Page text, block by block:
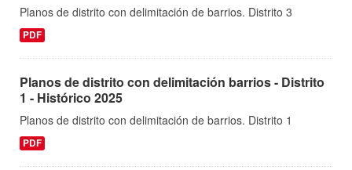
Planos de distrito con delimitación de barrios. Distrito 3
PDF
Planos de distrito con delimitación barrios - Distrito
1 - Histórico 2025
Planos de distrito con delimitación de barrios. Distrito 1
PDF